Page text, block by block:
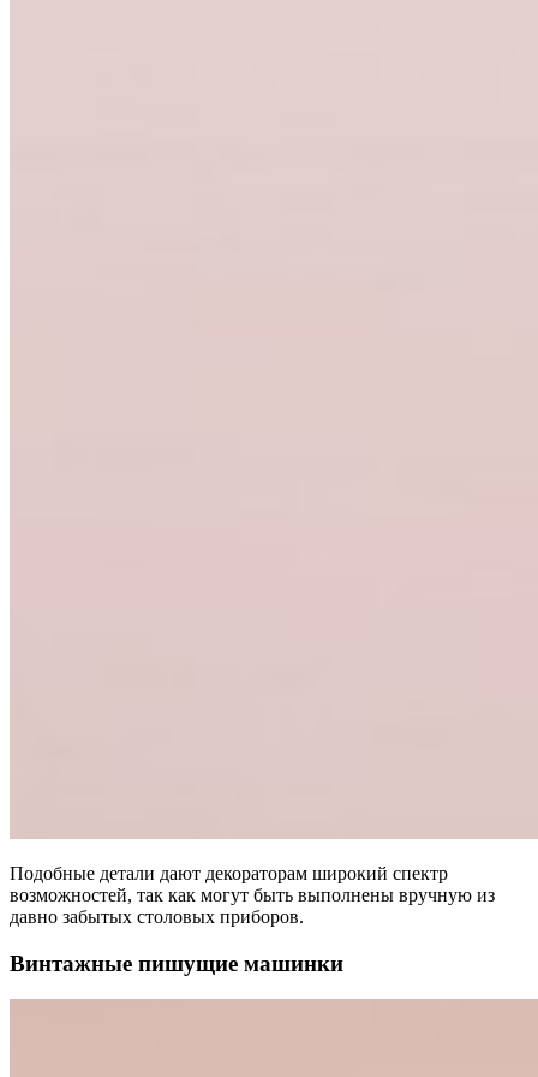
Подобные детали дают декораторам широкий спектр
возможностей, так как могут быть выполнены вручную из
давно забытых столовых приборов.
Винтажные пишущие машинки